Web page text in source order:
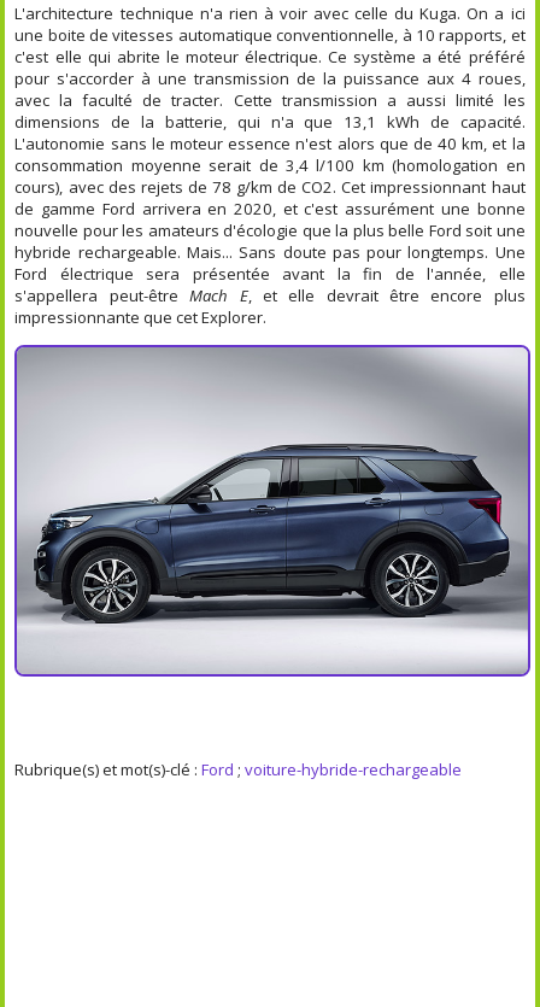
L'architecture technique n'a rien à voir avec celle du Kuga. On a ici
une boite de vitesses automatique conventionnelle, à 10 rapports, et
c'est elle qui abrite le moteur électrique. Ce système a été préféré
pour s'accorder à une transmission de la puissance aux 4 roues,
avec la faculté de tracter. Cette transmission a aussi limité les
dimensions de la batterie, qui n'a que 13,1 kWh de capacité.
L'autonomie sans le moteur essence n'est alors que de 40 km, et la
consommation moyenne serait de 3,4 l/100 km (homologation en
cours), avec des rejets de 78 g/km de CO2. Cet impressionnant haut
de gamme Ford arrivera en 2020, et c'est assurément une bonne
nouvelle pour les amateurs d'écologie que la plus belle Ford soit une
hybride rechargeable. Mais... Sans doute pas pour longtemps. Une
Ford électrique sera présentée avant la fin de l'année, elle
s'appellera peut-êtreMach E, et elle devrait être encore plus
impressionnante que cet Explorer.
Rubrique(s) et mot(s)-clé :Ford ;voiture-hybride-rechargeable